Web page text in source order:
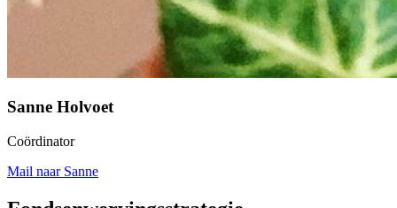
Sanne Holvoet
Coördinator
Mail naar Sanne